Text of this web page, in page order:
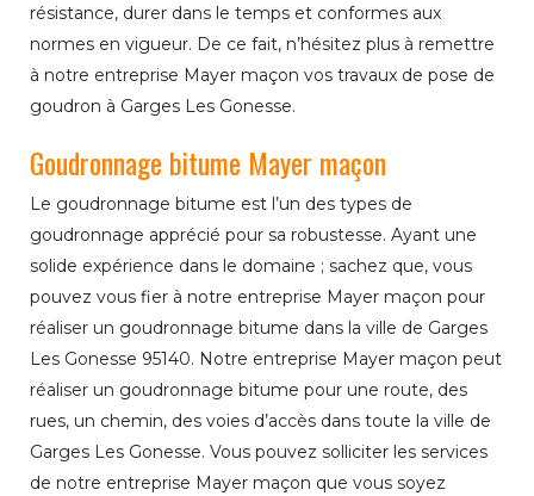
résistance, durer dans le temps et conformes aux
normes en vigueur. De ce fait, n’hésitez plus à remettre
à notre entreprise Mayer maçon vos travaux de pose de
goudron à Garges Les Gonesse.
Goudronnage bitume Mayer maçon
Le goudronnage bitume est l’un des types de
goudronnage apprécié pour sa robustesse. Ayant une
solide expérience dans le domaine ; sachez que, vous
pouvez vous fier à notre entreprise Mayer maçon pour
réaliser un goudronnage bitume dans la ville de Garges
Les Gonesse 95140. Notre entreprise Mayer maçon peut
réaliser un goudronnage bitume pour une route, des
rues, un chemin, des voies d’accès dans toute la ville de
Garges Les Gonesse. Vous pouvez solliciter les services
de notre entreprise Mayer maçon que vous soyez